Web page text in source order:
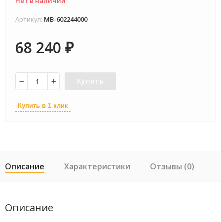
Артикул: MB-602244000
68 240 ₽
Купить
Купить в 1 клик
Описание Характеристики Отзывы (0)
Описание